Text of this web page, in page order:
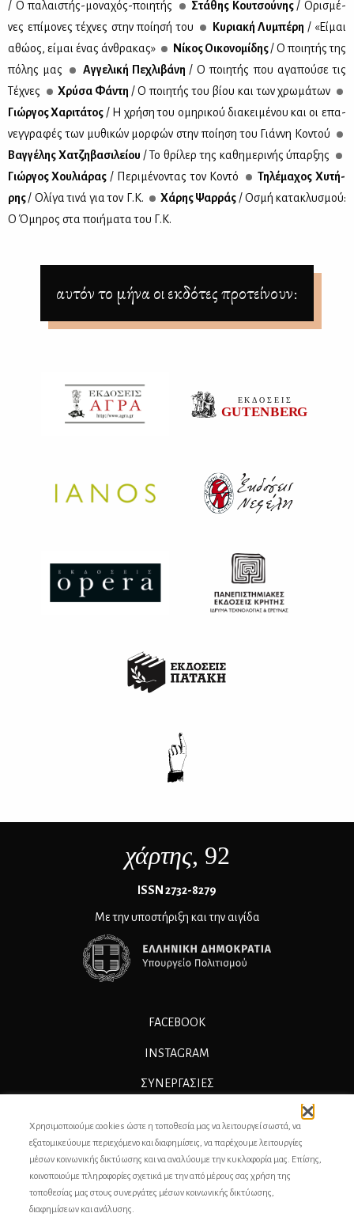
/ Ο πα­λαι­στής-μο­να­χός-ποι­η­τής
Στά­θης Κου­τσού­νης / Ορι­σμέ­
νες επί­μο­νες τέ­χνες στην ποί­η­σή του
Κυ­ρια­κή Λυ­μπέ­ρη / «Εί­μαι
αθώ­ος, εί­μαι ένας άν­θρα­κας»
Νί­κος Οι­κο­νο­μί­δης/ Ο ποι­η­τής της
πό­λης μας
Αγ­γε­λι­κή Πε­χλι­βά­νη / Ο ποι­η­τής που αγα­πού­σε τις
Τέ­χνες
Χρύ­σα Φά­ντη / Ο ποι­η­τής του βί­ου και των χρω­μά­των
Γιώρ­γος Χα­ρι­τά­τος / Η χρή­ση του ομη­ρι­κού δια­κει­μέ­νου και οι επα­
νεγ­γρα­φές των μυ­θι­κών μορ­φών στην ποί­η­ση του Γιάν­νη Κο­ντού
Βαγ­γέ­λης Χα­τζη­βα­σι­λεί­ου / Το θρί­λερ της κα­θη­με­ρι­νής ύπαρ­ξης
Γιώρ­γος Χου­λιά­ρας / Πε­ρι­μέ­νο­ντας τον Κο­ντό
Τη­λέ­μα­χος Χυ­τή­
ρης/ Ολί­γα τι­νά για τον Γ.Κ. Χά­ρης Ψαρ­ράς / Οσμή κα­τα­κλυ­σμού:
Ο Όμη­ρος στα ποι­ή­μα­τα του Γ.Κ.
αυτόν το μήνα οι εκδότες προτείνουν:
χάρτης, 92
ΙSSN 2732-8279
Με την υποστήριξη και την αιγίδα
FACEBOOK
INSTAGRAM
ΣΥΝΕΡΓΑΣΊΕΣ
ΕΠΙΚΟΙΝΩΝΙΑ
ΣΥΝΤΕΛΕΣΤΕΣ
Χρησιμοποιούμε cookies ώστε η τοποθεσία μας να λειτουργεί σωστά, να
εξατομικεύουμε περιεχόμενο και διαφημίσεις, να παρέχουμε λειτουργίες
μέσων κοινωνικής δικτύωσης και να αναλύουμε την κυκλοφορία μας. Επίσης,
κοινοποιούμε πληροφορίες σχετικά με την από μέρους σας χρήση της
τοποθεσίας μας στους συνεργάτες μέσων κοινωνικής δικτύωσης,
διαφημίσεων και ανάλυσης.